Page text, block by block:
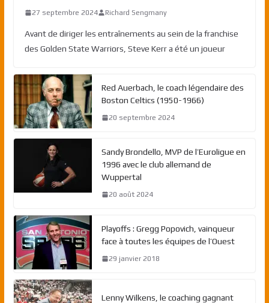
27 septembre 2024 Richard Sengmany
Avant de diriger les entraînements au sein de la franchise
des Golden State Warriors, Steve Kerr a été un joueur
Red Auerbach, le coach légendaire des
Boston Celtics (1950-1966)
20 septembre 2024
Sandy Brondello, MVP de l’Euroligue en
1996 avec le club allemand de
Wuppertal
20 août 2024
Playoffs : Gregg Popovich, vainqueur
face à toutes les équipes de l’Ouest
29 janvier 2018
Lenny Wilkens, le coaching gagnant